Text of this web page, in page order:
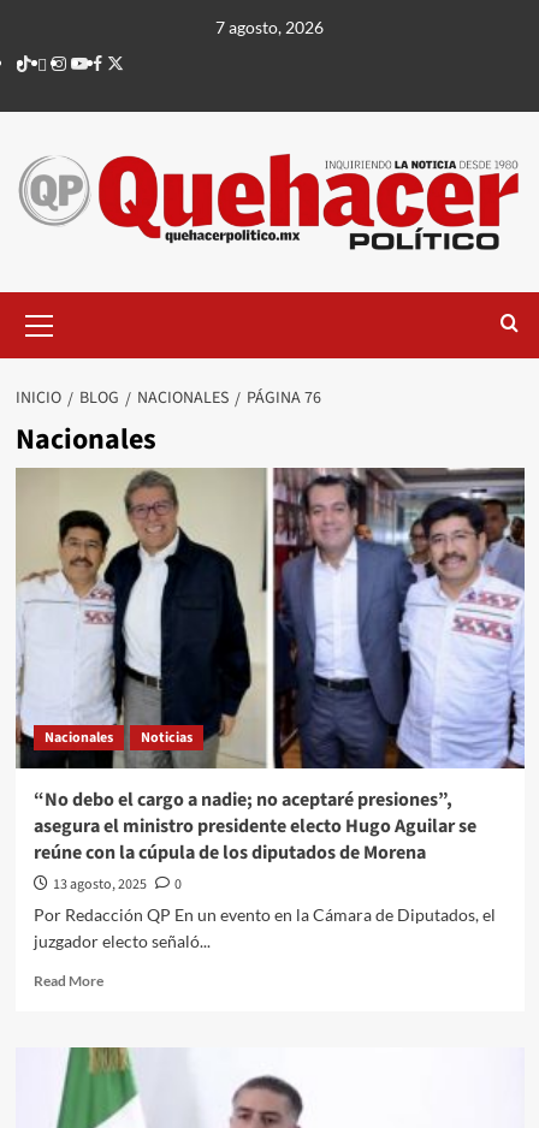
contenido
7 agosto, 2026
TikTok
threads
Instagram
Youtube
Facebook
X
principal
INICIO BLOG NACIONALES PÁGINA 76
Nacionales
Nacionales Noticias
“No debo el cargo a nadie; no aceptaré presiones”,
asegura el ministro presidente electo Hugo Aguilar se
reúne con la cúpula de los diputados de Morena
13 agosto, 2025
0
Por Redacción QP En un evento en la Cámara de Diputados, el
juzgador electo señaló...
Read MoreRead
“No
debo
cargo